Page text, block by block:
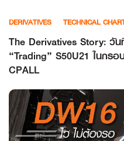
content
DERIVATIVES TECHNICAL
The Derivatives Story: วั
“Trading” S50U21 ในก
CPALL